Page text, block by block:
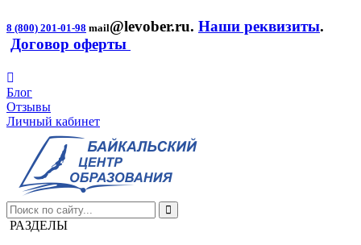
8 (800) 201-01-98 mail@levober.ru. Наши реквизиты.
Договор оферты
Блог
Отзывы
Личный кабинет
РАЗДЕЛЫ